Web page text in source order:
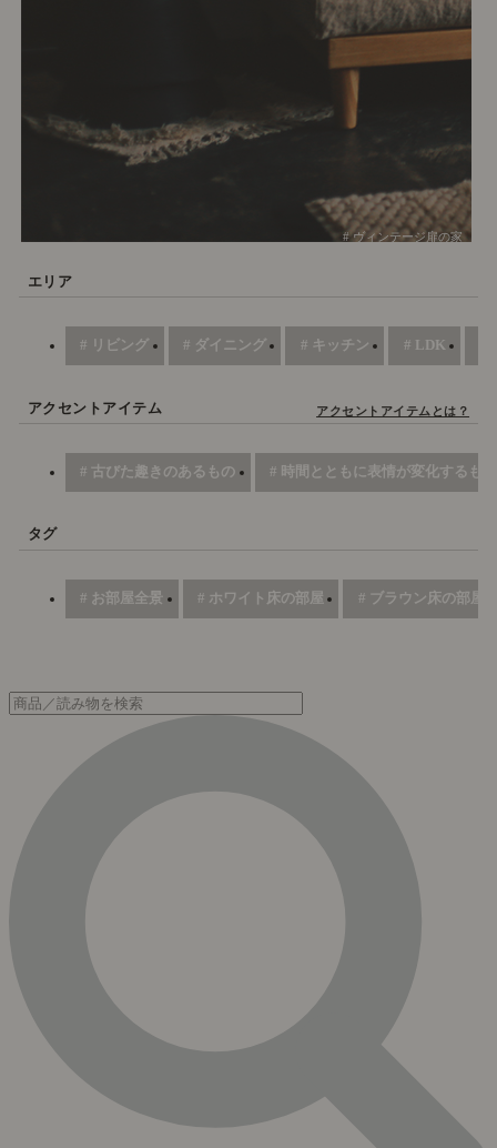
# ヴィンテージ扉の家
エリア
# リビング # ダイニング # キッチン # LDK
アクセントアイテム アクセントアイテムとは？
# 古びた趣きのあるもの # 時間とともに表情が変化するもの
タグ
# お部屋全景 # ホワイト床の部屋 # ブラウン床の部屋